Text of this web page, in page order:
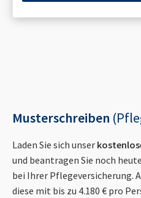
Musterschreiben
Laden Sie sich unser
und beantragen Sie noch
bei Ihrer Pflegeversicherung.
diese mit bis zu 4.180 € pro